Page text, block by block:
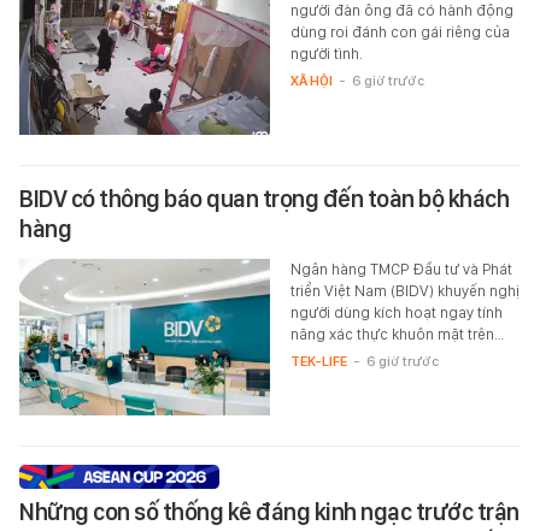
người đàn ông đã có hành động
dùng roi đánh con gái riêng của
người tình.
XÃ HỘI - 6 giờ trước
BIDV có thông báo quan trọng đến toàn bộ khách
hàng
Ngân hàng TMCP Đầu tư và Phát
triển Việt Nam (BIDV) khuyến nghị
người dùng kích hoạt ngay tính
năng xác thực khuôn mặt trên…
TEK-LIFE - 6 giờ trước
Những con số thống kê đáng kinh ngạc trước trận